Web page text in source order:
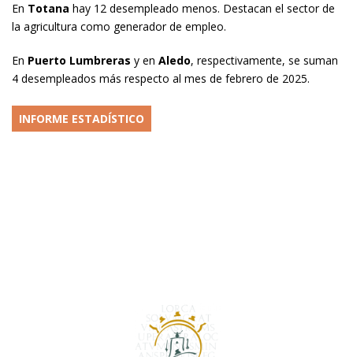
En Totana hay 12 desempleado menos. Destacan el sector de
la agricultura como generador de empleo.
En Puerto Lumbreras y en Aledo, respectivamente, se suman
4 desempleados más respecto al mes de febrero de 2025.
INFORME ESTADÍSTICO